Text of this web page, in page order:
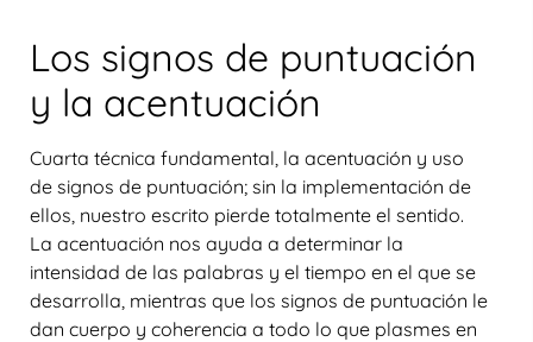
Los signos de puntuación
y la acentuación
Cuarta técnica fundamental, la acentuación y uso
de signos de puntuación; sin la implementación de
ellos, nuestro escrito pierde totalmente el sentido.
La acentuación nos ayuda a determinar la
intensidad de las palabras y el tiempo en el que se
desarrolla, mientras que los signos de puntuación le
dan cuerpo y coherencia a todo lo que plasmes en